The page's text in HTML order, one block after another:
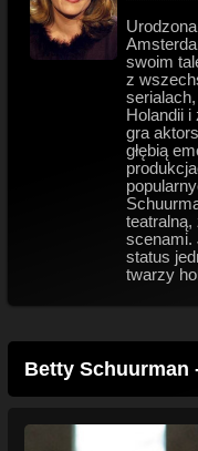
swoim
z
Holandii
gra
głębią
scenami.
status
twarzy
Betty Schuurman